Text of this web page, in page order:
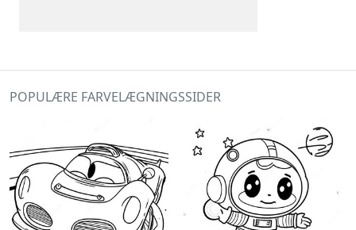
POPULÆRE FARVELÆGNINGSSIDER